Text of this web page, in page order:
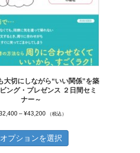
大切にしながら“いい関係”を築
ング・プレゼンス ２日間セミ
ナー～
– ¥43,200価
帯:
¥32,400
（税込）
オプションを選択